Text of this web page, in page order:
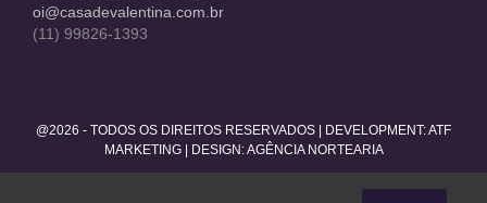
oi@casadevalentina.com.br
(11) 99826-1393
@2026 - TODOS OS DIREITOS RESERVADOS | DEVELOPMENT:ATF
MARKETING| DESIGN: AGÊNCIA NORTEARIA